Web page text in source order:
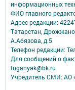
информационных
ФИО главного
Адрес редакции:
Татарстан,
А.Абязова, д.5
Телефон редакции:
Для сообщений о
tuganyak@bk.ru
Учредитель СМИ: АО